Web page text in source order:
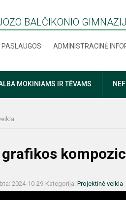
BALČIKONIO
PASLAUGOS ADMINISTRACINĖ
MOKINIAMS IR TĖVAMS
2024-10-29 Kategorija: Projektinė veikla